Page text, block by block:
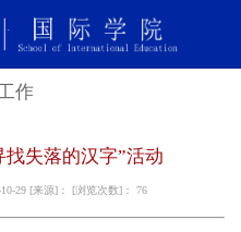
作
失落的汉字”活动
29 [来源]： [浏览次数]： 76